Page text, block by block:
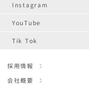
Instagram
YouTube
Tik Tok
採用情報
会社概要